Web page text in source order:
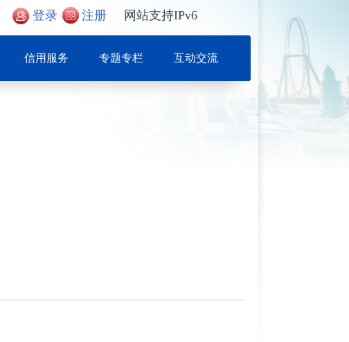
登录 注册 网站支持IPv6
信用服务 专题专栏 互动交流